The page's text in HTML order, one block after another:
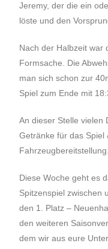
Jeremy, der die ein
löste und den
Nach der Halbzeit war
Formsache. Die
man sich schon zur
Spiel zum Ende mit
An dieser Stelle vielen
Getränke für das Spiel
Fahrzeugbereitstellung.
Diese Woche geht es
Spitzenspiel zwischen
den 1. Platz –
den weiteren
dem wir aus eure